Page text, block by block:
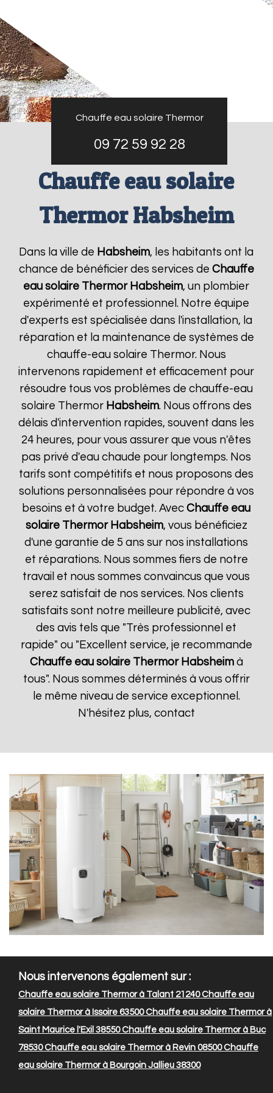
Chauffe eau solaire Thermor
09 72 59 92 28
Chauffe eau solaire
Thermor Habsheim
Dans la ville de Habsheim, les habitants ont la
chance de bénéficier des services de Chauffe
eau solaire Thermor Habsheim, un plombier
expérimenté et professionnel. Notre équipe
d'experts est spécialisée dans l'installation, la
réparation et la maintenance de systèmes de
chauffe-eau solaire Thermor. Nous
intervenons rapidement et efficacement pour
résoudre tous vos problèmes de chauffe-eau
solaire Thermor Habsheim. Nous offrons des
délais d'intervention rapides, souvent dans les
24 heures, pour vous assurer que vous n'êtes
pas privé d'eau chaude pour longtemps. Nos
tarifs sont compétitifs et nous proposons des
solutions personnalisées pour répondre à vos
besoins et à votre budget. AvecChauffe eau
solaire Thermor Habsheim, vous bénéficiez
d'une garantie de 5 ans sur nos installations
et réparations. Nous sommes fiers de notre
travail et nous sommes convaincus que vous
serez satisfait de nos services. Nos clients
satisfaits sont notre meilleure publicité, avec
des avis tels que "Très professionnel et
rapide" ou "Excellent service, je recommande
Chauffe eau solaire Thermor Habsheimà
tous". Nous sommes déterminés à vous offrir
le même niveau de service exceptionnel.
N'hésitez plus, contact
Nous intervenons également sur :
Chauffe eau solaire Thermor à Talant 21240Chauffe eau
solaire Thermor à Issoire 63500Chauffe eau solaire Thermor à
Saint Maurice l'Exil 38550Chauffe eau solaire Thermor à Buc
78530Chauffe eau solaire Thermor à Revin 08500Chauffe
eau solaire Thermor à Bourgoin Jallieu 38300